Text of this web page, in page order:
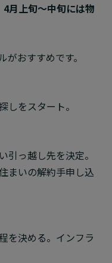
月上旬～中旬には物
おすすめです。
しをスタート。
引っ越し先を決定。
まいの解約手申し込
を決める。インフラ